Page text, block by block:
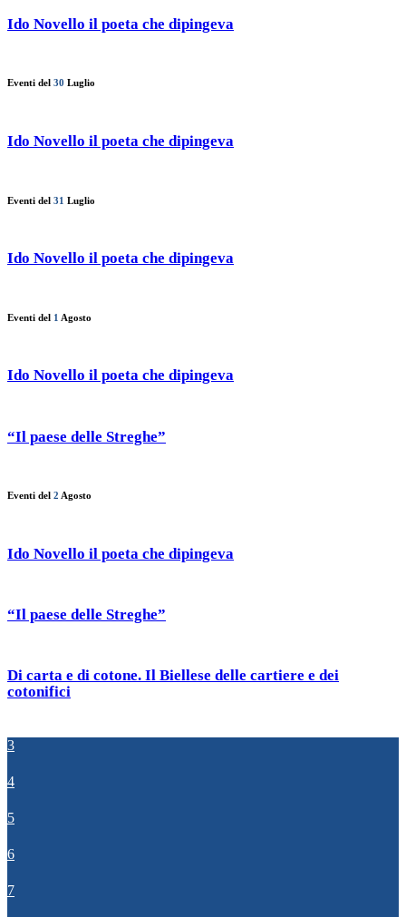
Ido Novello il poeta che dipingeva
Eventi del 30 Luglio
Ido Novello il poeta che dipingeva
Eventi del 31 Luglio
Ido Novello il poeta che dipingeva
Eventi del 1 Agosto
Ido Novello il poeta che dipingeva
“Il paese delle Streghe”
Eventi del 2 Agosto
Ido Novello il poeta che dipingeva
“Il paese delle Streghe”
Di carta e di cotone. Il Biellese delle cartiere e dei
cotonifici
3
4
5
6
7